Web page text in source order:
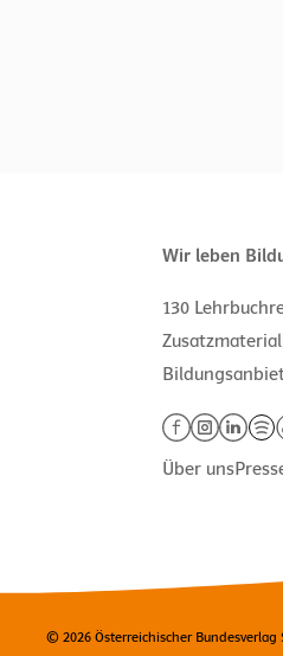
Wir leben
130
Über uns
© 2026 Österreichischer Bundesverlag